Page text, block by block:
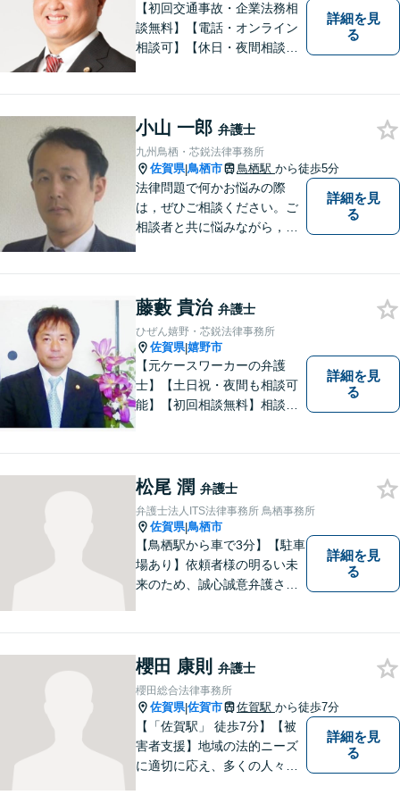
【初回交通事故・企業法務相
談無料】【電話・オンライン
相談可】【休日・夜間相談
詳細を見
る
小山 一郎 弁護士
九州鳥栖・芯鋭法律事務所
佐賀県|鳥栖市 鳥栖駅 から徒歩5分
法律問題で何かお悩みの際
は，ぜひご相談ください。ご
相談者と共に悩みながら，い
詳細を見
る
藤藪 貴治 弁護士
ひぜん嬉野・芯鋭法律事務所
佐賀県|嬉野市
【元ケースワーカーの弁護
士】【土日祝・夜間も相談可
能】【初回相談無料】相談者
題／交通事故／債務整理／労
働問題など幅広く対応可能で
す。
詳細を見
る
松尾 潤 弁護士
弁護士法人ITS法律事務所 鳥栖事務所
佐賀県|鳥栖市
【鳥栖駅から車で3分】【駐車
場あり】依頼者様の明るい未
来のため、誠心誠意弁護させ
相続など、幅広い困りごとに
対応可能！【完全個室で対
応】
詳細を見
る
櫻田 康則 弁護士
櫻田総合法律事務所
佐賀県|佐賀市 佐賀駅 から徒歩7分
【「佐賀駅」 徒歩7分】【被
害者支援】地域の法的ニーズ
に適切に応え、多くの人々の
詳細を見
る